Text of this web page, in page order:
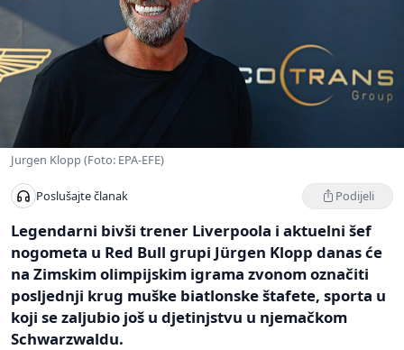
Jurgen Klopp (Foto: EPA-EFE)
Poslušajte članak Podijeli
Legendarni bivši trener Liverpoola i aktuelni šef
nogometa u Red Bull grupi Jürgen Klopp danas će
na Zimskim olimpijskim igrama zvonom označiti
posljednji krug muške biatlonske štafete, sporta u
koji se zaljubio još u djetinjstvu u njemačkom
Schwarzwaldu.